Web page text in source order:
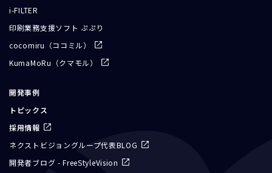
i-FILTER
印刷業務支援ソフト ぷぷり
cocomiru（ココミル）
KumaMoRu（クマモル）
開発事例
トピックス
採用情報
ネクストビジョングループ代表BLOG
開発者ブログ - FreeStyleVision